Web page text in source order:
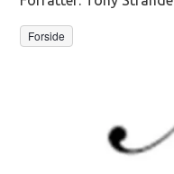
Forside